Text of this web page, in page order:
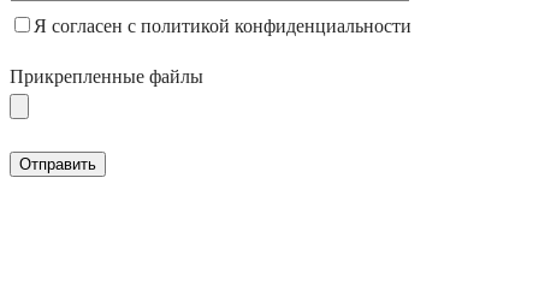
Я согласен с политикой конфиденциальности
Прикрепленные файлы